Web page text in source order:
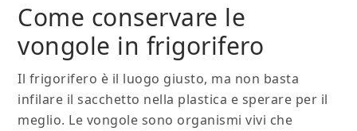
Come conservare le
vongole in frigorifero
Il frigorifero è il luogo giusto, ma non basta
infilare il sacchetto nella plastica e sperare per il
meglio. Le vongole sono organismi vivi che